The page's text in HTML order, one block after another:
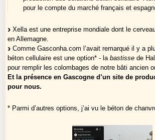
pour le compte du marché français et
Xella est une entreprise mondiale dont le
en Allemagne.
Comme Gasconha.com l’avait remarqué il y a
béton cellulaire est une option* - labastisse de
pour remplir les colombages de notre bâti ancien
Et la présence en Gascogne d’un site de
pour nous.
* Parmi d’autres options, j’ai vu le béton de